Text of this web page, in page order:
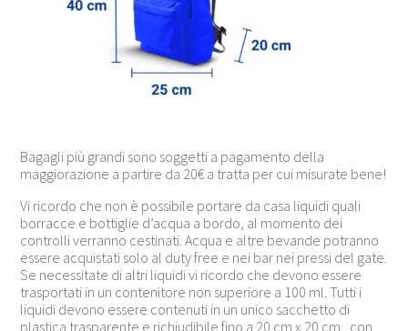
Bagagli più grandi sono soggetti a pagamento della
maggiorazione a partire da 20€ a tratta per cui misurate bene!
Vi ricordo che non è possibile portare da casa liquidi quali
borracce e bottiglie d’acqua a bordo, al momento dei
controlli verranno cestinati. Acqua e altre bevande potranno
essere acquistati solo al duty free e nei bar nei pressi del gate.
Se necessitate di altri liquidi vi ricordo che devono essere
trasportati in un contenitore non superiore a 100 ml. Tutti i
liquidi devono essere contenuti in un unico sacchetto di
plastica trasparente e richiudibile fino a 20 cm x 20 cm , con